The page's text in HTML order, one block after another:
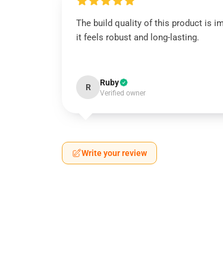
The build quality of this product is
it feels robust and long-lasting.
R Ruby
Verified owner
Write your review